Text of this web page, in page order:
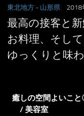
東北地方 - 山形県 2018
最高の接客と
お料理、そし
ゆっくりと味
癒しの空間よいこと
/ 美容室